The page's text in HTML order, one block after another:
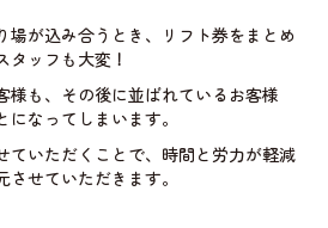
場が込み合うとき、リフト券をまとめ
タッフも大変！
様も、その後に並ばれているお客様
なってしまいます。
ていただくことで、時間と労力が軽減
せていただきます。